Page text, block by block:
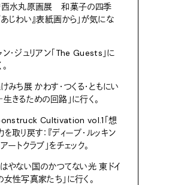
西水丸原画展 和菓子の四季
じわい』表紙画から」が気にな
ン・ジュリアン「The Guests」に
けみち展 かわす・つくる・ともにい
きるための回路」に行く。
Cultivation vol.1「想
を取り戻す：『ディープ・ルッキン
ートクラブ」をチェック。
はやない国のかつてない光 東ドイ
女性写真家たち」に行く。